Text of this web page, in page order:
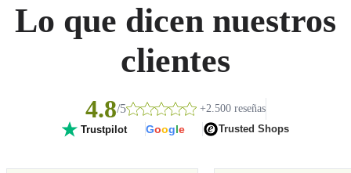
Lo que dicen nuestros
clientes
4.8/5 +2.500 reseñas
Trustpilot Google Trusted Shops